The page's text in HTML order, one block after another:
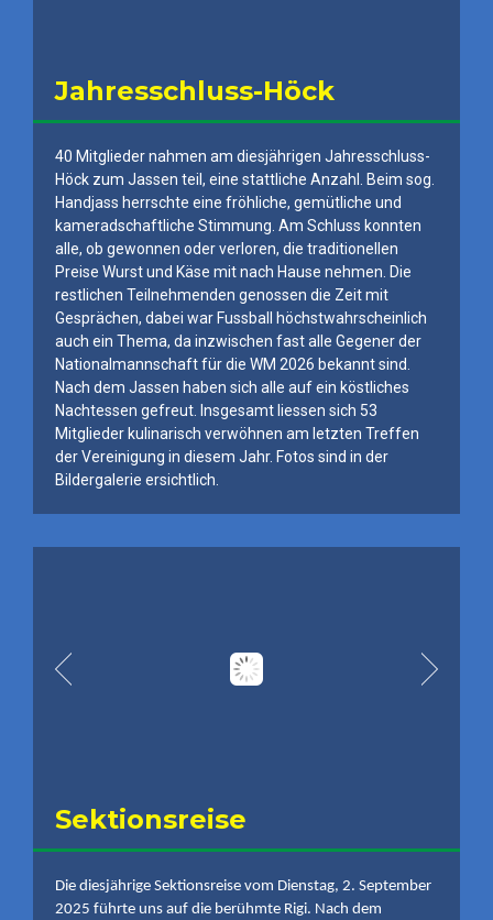
Jahresschluss-Höck
40 Mitglieder nahmen am diesjährigen Jahresschluss-
Höck zum Jassen teil, eine stattliche Anzahl. Beim sog.
Handjass herrschte eine fröhliche, gemütliche und
kameradschaftliche Stimmung. Am Schluss konnten
alle, ob gewonnen oder verloren, die traditionellen
Preise Wurst und Käse mit nach Hause nehmen. Die
restlichen Teilnehmenden genossen die Zeit mit
Gesprächen, dabei war Fussball höchstwahrscheinlich
auch ein Thema, da inzwischen fast alle Gegener der
Nationalmannschaft für die WM 2026 bekannt sind.
Nach dem Jassen haben sich alle auf ein köstliches
Nachtessen gefreut. Insgesamt liessen sich 53
Mitglieder kulinarisch verwöhnen am letzten Treffen
der Vereinigung in diesem Jahr. Fotos sind in der
Bildergalerie ersichtlich.
Sektionsreise
Die diesjährige Sektionsreise vom Dienstag, 2. September
2025 führte uns auf die berühmte Rigi. Nach dem